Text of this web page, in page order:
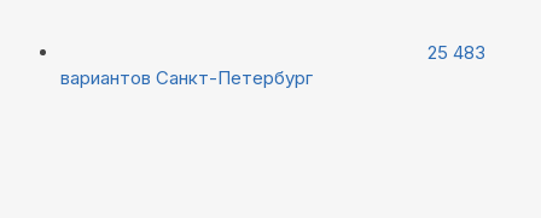
25 483
вариантов Санкт-Петербург